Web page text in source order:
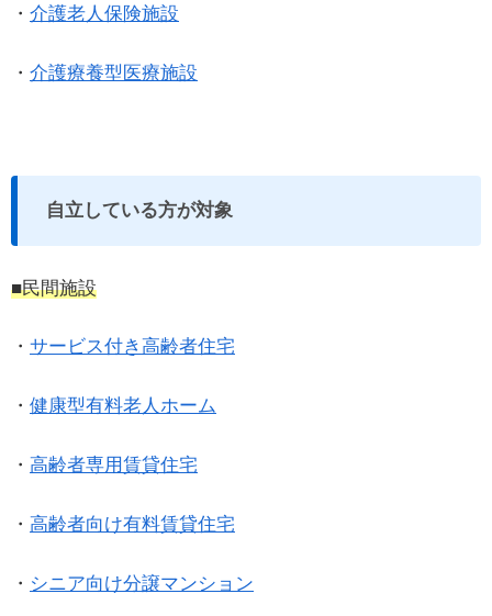
・ 介護老人保険施設
・ 介護療養型医療施設
自立している方が対象
■民間施設
・ サービス付き高齢者住宅
・ 健康型有料老人ホーム
・ 高齢者専用賃貸住宅
・ 高齢者向け有料賃貸住宅
・ シニア向け分譲マンション